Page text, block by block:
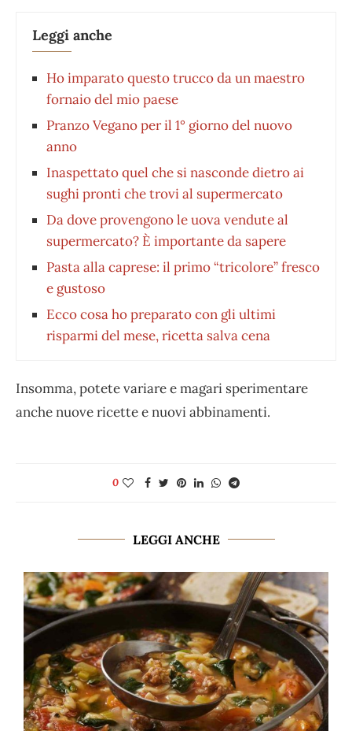
Leggi anche
Ho imparato questo trucco da un maestro
fornaio del mio paese
Pranzo Vegano per il 1° giorno del nuovo
anno
Inaspettato quel che si nasconde dietro ai
sughi pronti che trovi al supermercato
Da dove provengono le uova vendute al
supermercato? È importante da sapere
Pasta alla caprese: il primo “tricolore” fresco
e gustoso
Ecco cosa ho preparato con gli ultimi
risparmi del mese, ricetta salva cena
Insomma, potete variare e magari sperimentare
anche nuove ricette e nuovi abbinamenti.
0
LEGGI ANCHE